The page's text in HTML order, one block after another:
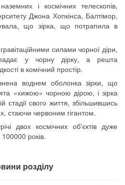
і космічних телескопів,
Джона Хопкінса, Балтімор,
що зірка, що потрапила в
силами чорної діри,
падає у чорну дірку, а решта
в комічний простір.
воднем оболонка зірки, що
«хижою» чорною дірою, і зірка
стадії свого життя, збільшившись
стаючи червоним гігантом.
двох космічних об'єктів дуже
100000 років.
розділу